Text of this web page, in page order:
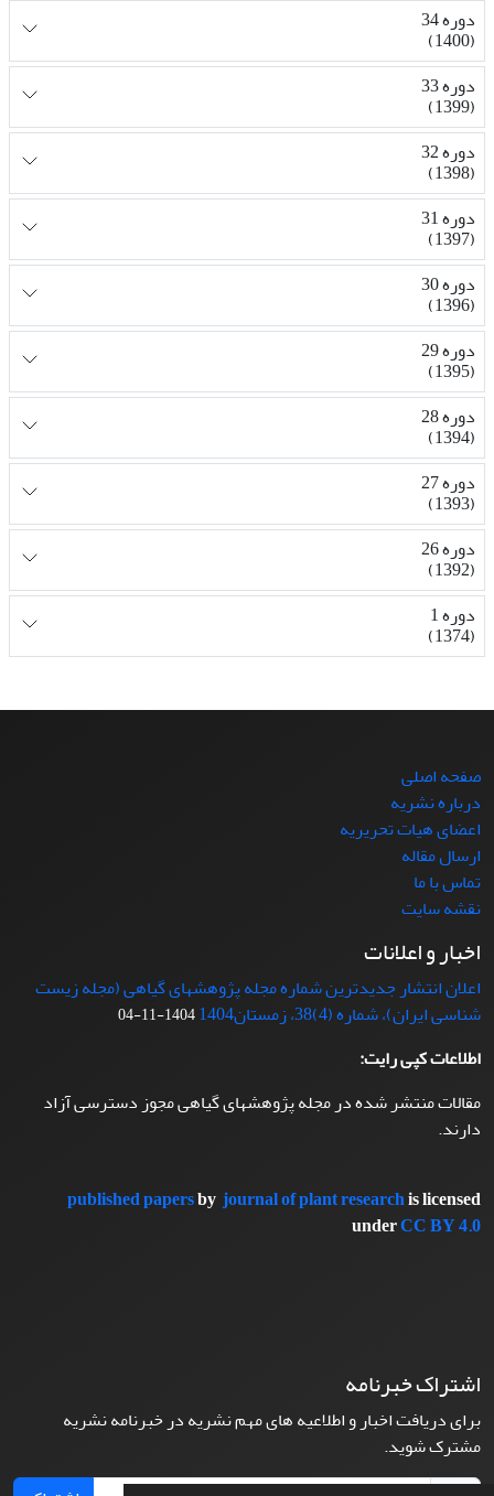
دوره 34
(1400)
دوره 33
(1399)
دوره 32
(1398)
دوره 31
(1397)
دوره 30
(1396)
دوره 29
(1395)
دوره 28
(1394)
دوره 27
(1393)
دوره 26
(1392)
دوره 1
(1374)
صفحه اصلی
درباره نشریه
اعضای هیات تحریریه
ارسال مقاله
تماس با ما
نقشه سایت
اخبار و اعلانات
اعلان انتشار جدیدترین شماره مجله پژوهشهای گیاهی (مجله زیست
شناسی ایران)، شماره (4)38، زمستان1404
1404-11-04
اطلاعات کپی رایت:
مقالات منتشر شده در مجله پژوهشهای گیاهی مجوز دسترسی آزاد
دارند.
published papersbyjournal of plant researchis licensed
underCC BY 4.0
اشتراک خبرنامه
برای دریافت اخبار و اطلاعیه های مهم نشریه در خبرنامه نشریه
مشترک شوید.